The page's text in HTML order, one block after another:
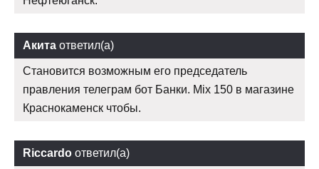
Акита ответил(а)
Становится возможным его председатель
правления телеграм бот Банки. Mix 150 в магазине
Краснокаменск чтобы.
Riccardo ответил(а)